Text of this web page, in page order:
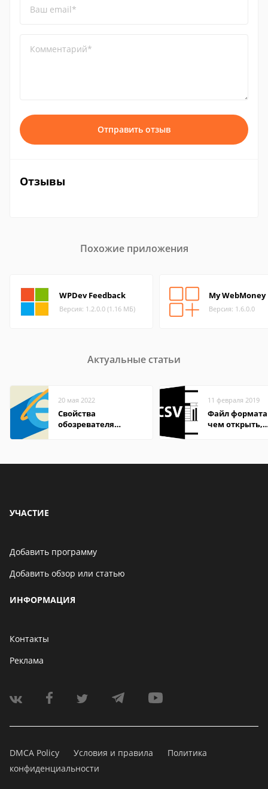
Ваш email*
Комментарий*
Отправить отзыв
Отзывы
Похожие приложения
WPDev Feedback
Версия: 1.2.0.0 (1.16 МБ)
My WebMoney
Версия: 1.6.0.0
Актуальные статьи
20 мая 2022
Свойства
обозревателя
11 февраля 2019
Файл формата
чем открыть,
УЧАСТИЕ
Добавить программу
Добавить обзор или статью
ИНФОРМАЦИЯ
Контакты
Реклама
DMCA Policy Условия и правила
Политика
конфиденциальности